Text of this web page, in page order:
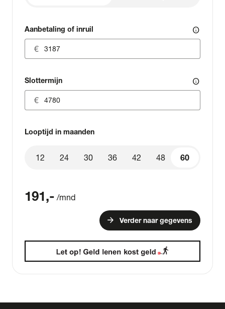
Aanbetaling of inruil info
Slottermijn info
Looptijd in maanden
60
12 24 30 36 42 48 60
191,- /mnd
arrow_forward Verder naar gegevens